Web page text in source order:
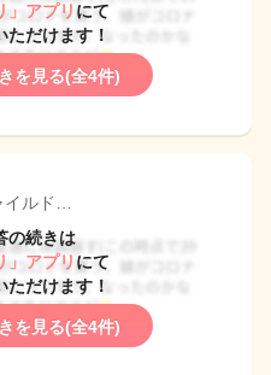
」アプリ にて
ただけます！
を見る(全4件)
ルド…
の続きは
」アプリ にて
ただけます！
を見る(全4件)